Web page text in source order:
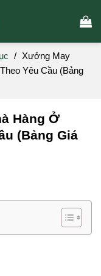
/ Xưởng May
Yêu Cầu (Bảng
Hàng Ở
(Bảng Giá